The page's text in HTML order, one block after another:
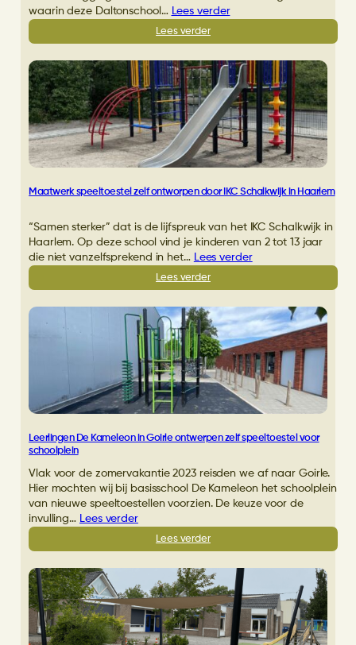
waarin deze Daltonschool… Lees verder
Lees verder:
Opknapbeurt
schoolplein
De
Hagenpoort
in
Deventer
Maatwerk speeltoestel zelf ontworpen door IKC Schalkwijk in Haarlem
“Samen sterker” dat is de lijfspreuk van het IKC Schalkwijk in
Haarlem. Op deze school vind je kinderen van 2 tot 13 jaar
die niet vanzelfsprekend in het… Lees verder
Lees verder:
Maatwerk
speeltoestel
zelf
ontworpen
door
IKC
Schalkwijk
in
Haarlem
Leerlingen De Kameleon in Goirle ontwerpen zelf speeltoestel voor
schoolplein
Vlak voor de zomervakantie 2023 reisden we af naar Goirle.
Hier mochten wij bij basisschool De Kameleon het schoolplein
van nieuwe speeltoestellen voorzien. De keuze voor de
invulling… Lees verder
Lees verder:
Leerlingen
De
Kameleon
in
Goirle
ontwerpen
zelf